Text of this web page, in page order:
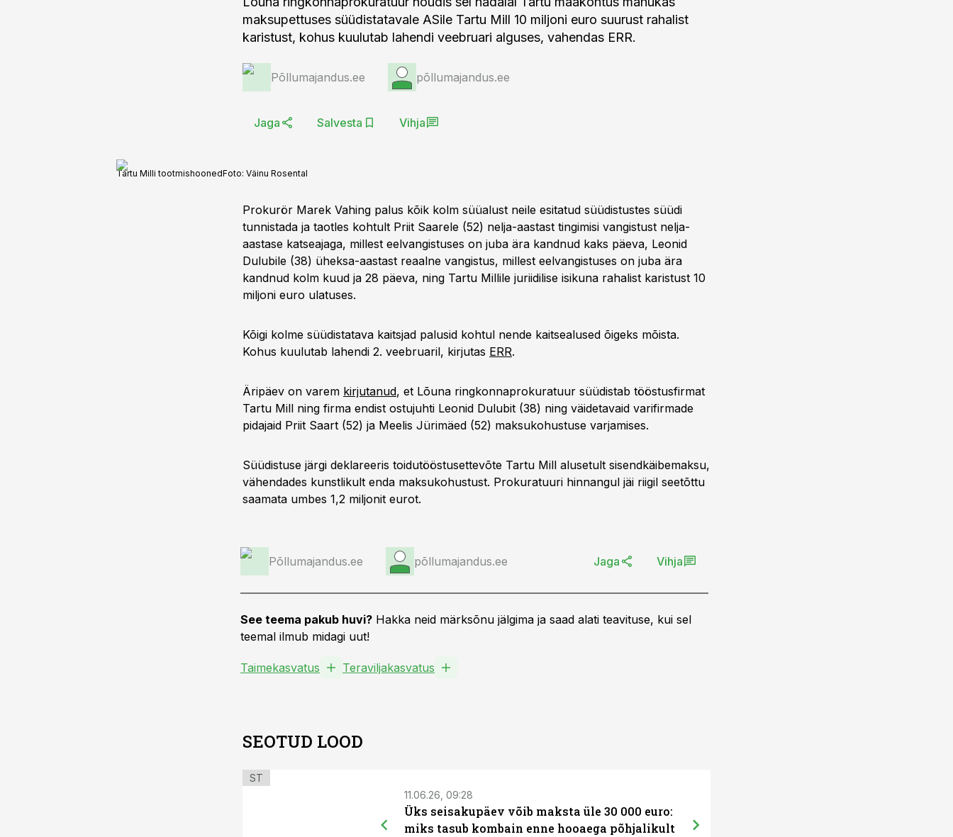
maksupettuses süüdistatavale ASile Tartu Mill 10 miljoni euro suurust rahalist
karistust, kohus kuulutab lahendi veebruari alguses, vahendas ERR.
Põllumajandus.ee põllumajandus.ee
Jaga Salvesta Vihja
Tartu Milli tootmishoonedFoto: Väinu Rosental
Prokurör Marek Vahing palus kõik kolm süüalust neile esitatud süüdistustes süüdi
tunnistada ja taotles kohtult Priit Saarele (52) nelja-aastast tingimisi vangistust nelja-
aastase katseajaga, millest eelvangistuses on juba ära kandnud kaks päeva, Leonid
Dulubile (38) üheksa-aastast reaalne vangistus, millest eelvangistuses on juba ära
kandnud kolm kuud ja 28 päeva, ning Tartu Millile juriidilise isikuna rahalist karistust 10
miljoni euro ulatuses.
Kõigi kolme süüdistatava kaitsjad palusid kohtul nende kaitsealused õigeks mõista.
Kohus kuulutab lahendi 2. veebruaril, kirjutas ERR.
Äripäev on varem kirjutanud, et Lõuna ringkonnaprokuratuur süüdistab tööstusfirmat
Tartu Mill ning firma endist ostujuhti Leonid Dulubit (38) ning väidetavaid varifirmade
pidajaid Priit Saart (52) ja Meelis Jürimäed (52) maksukohustuse varjamises.
Süüdistuse järgi deklareeris toidutööstusettevõte Tartu Mill alusetult sisendkäibemaksu,
vähendades kunstlikult enda maksukohustust. Prokuratuuri hinnangul jäi riigil seetõttu
saamata umbes 1,2 miljonit eurot.
Põllumajandus.ee põllumajandus.ee Jaga Vihja
See teema pakub huvi? Hakka neid märksõnu jälgima ja saad alati teavituse, kui sel
teemal ilmub midagi uut!
Taimekasvatus Teraviljakasvatus
SEOTUD LOOD
ST
11.06.26, 09:28
Üks seisakupäev võib maksta üle 30 000 euro:
miks tasub kombain enne hooaega põhjalikult